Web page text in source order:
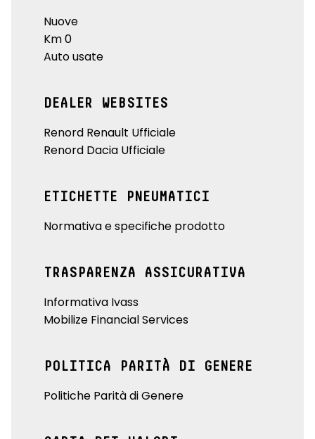
Nuove
Km 0
Auto usate
DEALER WEBSITES
Renord Renault Ufficiale
Renord Dacia Ufficiale
ETICHETTE PNEUMATICI
Normativa e specifiche prodotto
TRASPARENZA ASSICURATIVA
Informativa Ivass
Mobilize Financial Services
POLITICA PARITÀ DI GENERE
Politiche Parità di Genere